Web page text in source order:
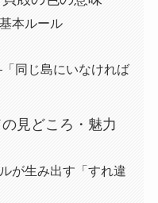
本ルール
同じ島にいなければ
見どころ・魅力
が生み出す「すれ違